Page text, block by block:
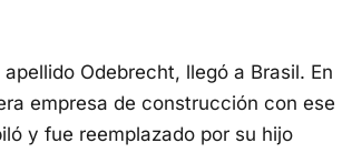
Odebrecht, llegó a Brasil. En
empresa de construcción con ese
y fue reemplazado por su hijo